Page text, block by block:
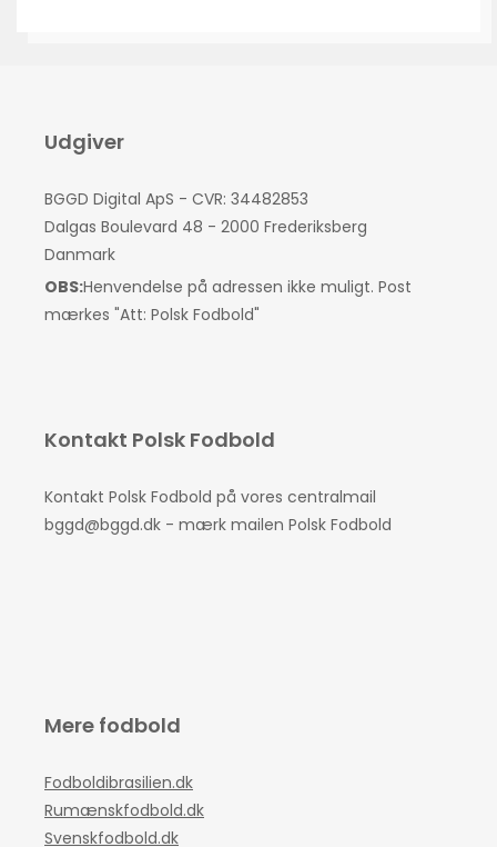
Udgiver
BGGD Digital ApS - CVR: 34482853
Dalgas Boulevard 48 - 2000 Frederiksberg
Danmark
OBS:Henvendelse på adressen ikke muligt. Post
mærkes "Att: Polsk Fodbold"
Kontakt Polsk Fodbold
Kontakt Polsk Fodbold på vores centralmail
bggd@bggd.dk - mærk mailen Polsk Fodbold
Mere fodbold
Fodboldibrasilien.dk
Rumænskfodbold.dk
Svenskfodbold.dk